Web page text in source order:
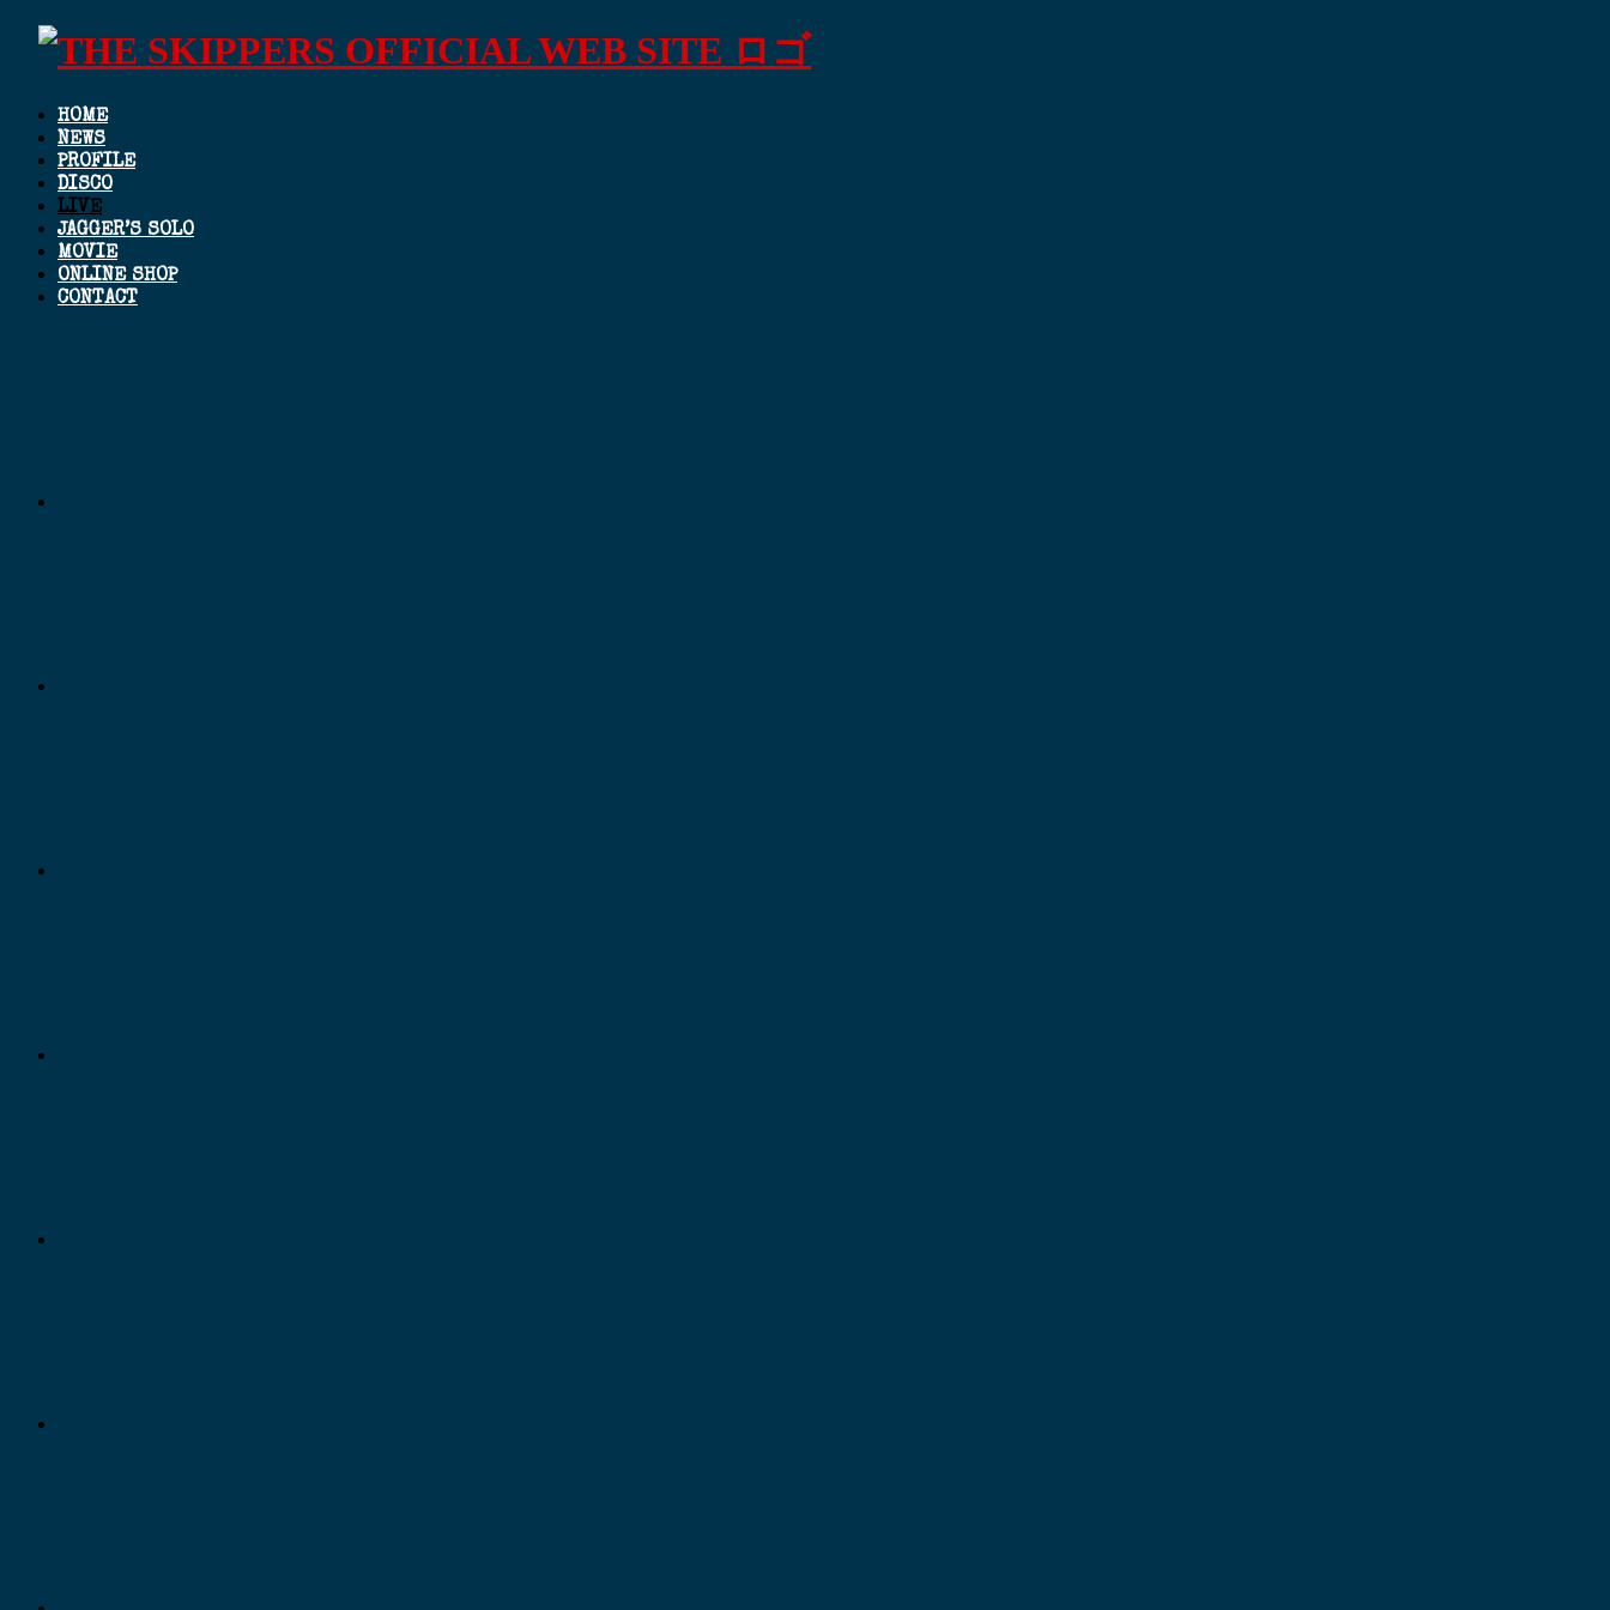
HOME
NEWS
PROFILE
DISCO
LIVE
JAGGER’S SOLO
MOVIE
ONLINE SHOP
CONTACT